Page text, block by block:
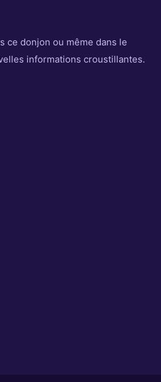
ce donjon ou même dans le
informations croustillantes.